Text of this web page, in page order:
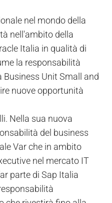
nel mondo della
nell'ambito della
Italia in qualità di
la responsabilità
Business Unit Small and
nuove opportunità
Nella sua nuova
del business
Var che in ambito
nel mercato IT
parte di Sap Italia